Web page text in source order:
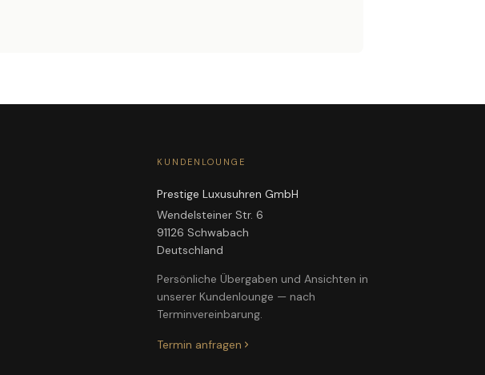
KUNDENLOUNGE
Prestige Luxusuhren GmbH
Wendelsteiner Str. 6
91126 Schwabach
Deutschland
Persönliche Übergaben und Ansichten in
unserer Kundenlounge — nach
Terminvereinbarung.
Termin anfragen